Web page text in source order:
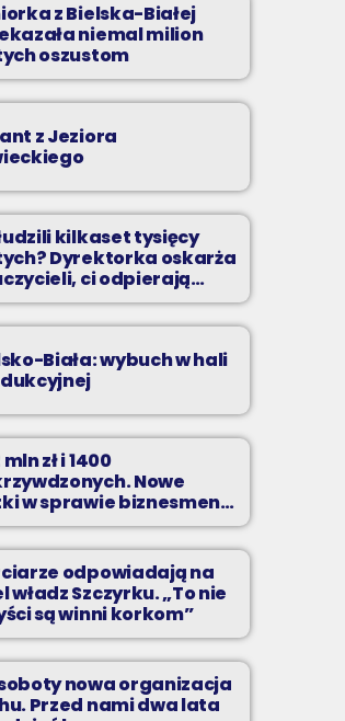
z Bielska-Białej
niemal milion
oszustom
z Jeziora
kilkaset tysięcy
Dyrektorka oskarża
ci odpierają
Biała: wybuch w hali
zł i 1400
Nowe
w sprawie biznesmena
Białej
odpowiadają na
władz Szczyrku. „To nie
są winni korkom”
nowa organizacja
Przed nami dwa lata